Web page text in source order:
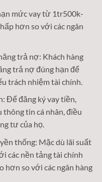
mức vay từ 1tr500k-
hơn so với các ngân
trả nợ: Khách hàng
trả nợ đúng hạn để
trách nhiệm tài chính.
Để đăng ký vay tiền,
thông tin cá nhân, điều
tư của họ.
thống: Mặc dù lãi suất
các nền tảng tài chính
hơn so với các ngân hàng